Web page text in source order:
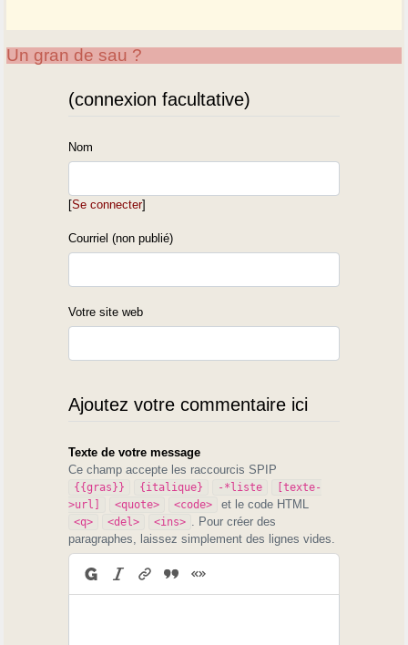
Un gran de sau ?
(connexion facultative)
Nom
[Se connecter]
Courriel (non publié)
Votre site web
Ajoutez votre commentaire ici
Texte de votre message
Ce champ accepte les raccourcis SPIP
{{gras}} {italique} -*liste
[texte-
>url]
<quote> <code> et le code HTML
<q> <del> <ins>
. Pour créer des
paragraphes, laissez simplement des lignes vides.